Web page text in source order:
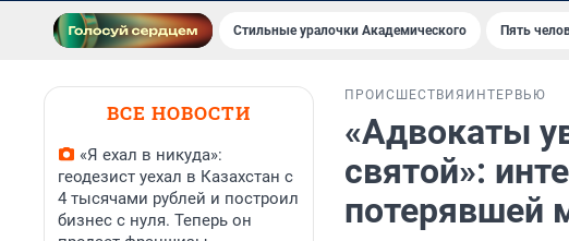
Стильные уралочки Академического Пять
ВСЕ НОВОСТИ
«Я ехал в никуда»:
геодезист уехал в Казахстан с
4 тысячами рублей и построил
бизнес с нуля. Теперь он
ПРОИСШЕСТВИЯ ИНТЕРВЬЮ
«Адвокаты
святой»: